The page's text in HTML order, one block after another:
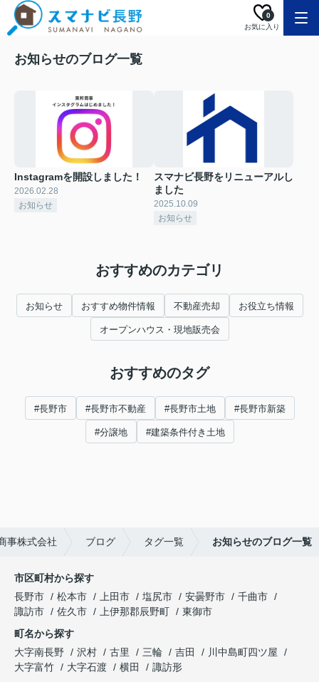
お気に入り
0
お知らせのブログ一覧
Instagramを開設しました！
2026.02.28
お知らせ
スマナビ長野をリニューアルし
ました
2025.10.09
お知らせ
おすすめのカテゴリ
お知らせ おすすめ物件情報 不動産売却 お役立ち情報
オープンハウス・現地販売会
おすすめのタグ
#長野市 #長野市不動産 #長野市土地 #長野市新築
#分譲地 #建築条件付き土地
事株式会社 ブログ タグ一覧 お知らせのブログ一覧
市区町村から探す
長野市
松本市 上田市 塩尻市 安曇野市
千曲市
諏訪市
佐久市 上伊那郡辰野町
東御市
町名から探す
大字南長野
沢村 古里 三輪 吉田
川中島町四ツ屋
大字富竹
大字石渡 横田
諏訪形